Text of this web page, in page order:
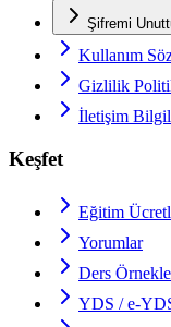
Şifremi
Kullanım
Gizlilik
İletişim
Keşfet
Eğitim
Yorumlar
Ders
YDS / e-